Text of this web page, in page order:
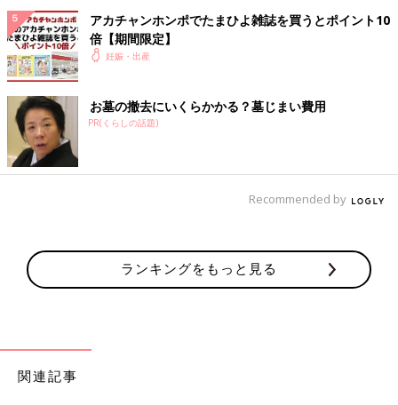
アカチャンホンポでたまひよ雑誌を買うとポイント10
倍【期間限定】
妊娠・出産
お墓の撤去にいくらかかる？墓じまい費用
PR(くらしの話題)
Recommended by
ランキングをもっと見る
関連記事